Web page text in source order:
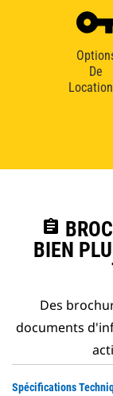
De
Location
assignment
BIEN
Des
documents
Spécifications